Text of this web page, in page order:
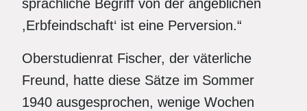
sprachliche Begriff von der angeblichen
,Erbfeindschaft‘ ist eine Perversion.“
Oberstudienrat Fischer, der väterliche
Freund, hatte diese Sätze im Sommer
1940 ausgesprochen, wenige Wochen